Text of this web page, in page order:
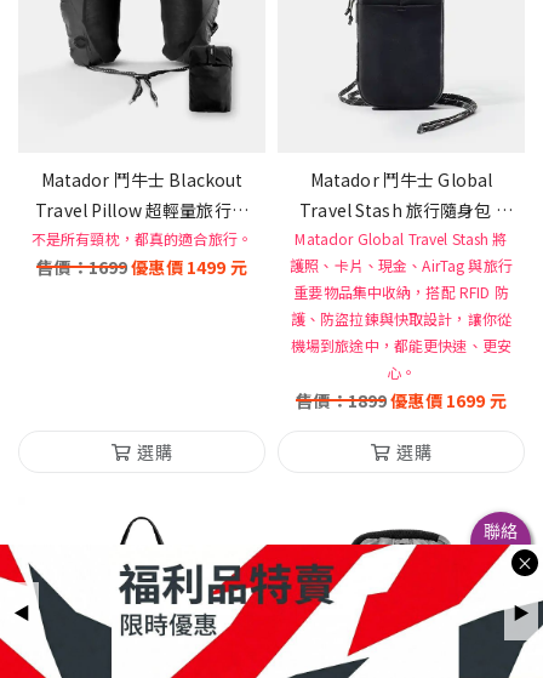
Matador 鬥牛士 Blackout
Travel Pillow 超輕量旅行頸
枕
不是所有頸枕，都真的適合旅行。
售價：1699優惠價 1499 元
選購
Matador 鬥牛士 Global
Travel Stash 旅行隨身包 -
黑色
Matador Global Travel Stash 將
護照、卡片、現金、AirTag 與旅行
重要物品集中收納，搭配 RFID 防
護、防盜拉鍊與快取設計，讓你從
機場到旅途中，都能更快速、更安
心。
售價：1899優惠價 1699 元
選購
◀ ▶
×
聯絡
客服